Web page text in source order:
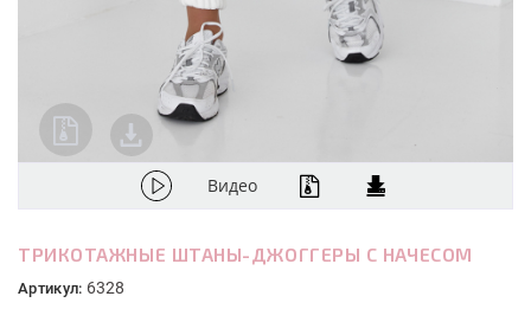
Видео
ТРИКОТАЖНЫЕ ШТАНЫ-ДЖОГГЕРЫ С НАЧЕСОМ
Артикул: 6328